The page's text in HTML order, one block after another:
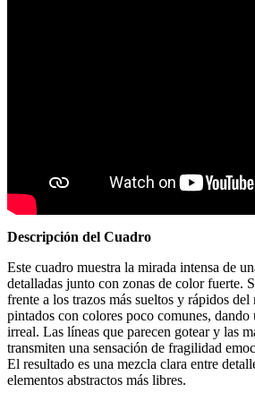
Descripción del Cuadro
Este cuadro muestra la mirada intensa de
detalladas junto con zonas de color fuerte.
frente a los trazos más sueltos y rápidos
pintados con colores poco comunes, dando
irreal. Las líneas que parecen gotear y las
transmiten una sensación de fragilidad
El resultado es una mezcla clara entre
elementos abstractos más libres.